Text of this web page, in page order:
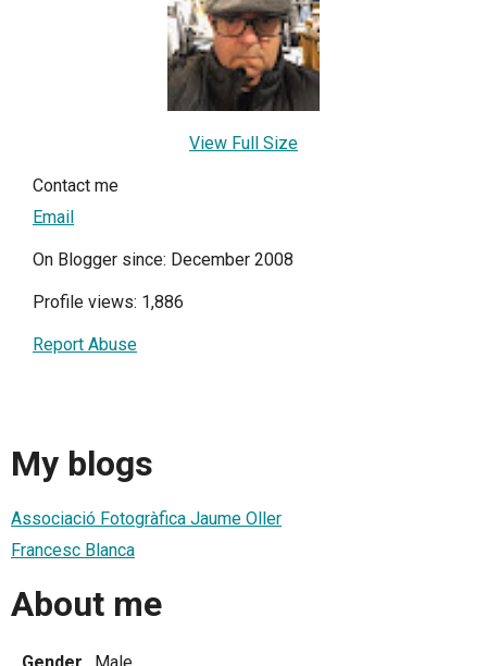
View Full Size
Contact me
Email
On Blogger since: December 2008
Profile views: 1,886
Report Abuse
My blogs
Associació Fotogràfica Jaume Oller
Francesc Blanca
About me
Gender Male